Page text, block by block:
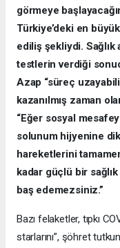
görmeye
Türkiye’deki en
ediliş şekliydi. Sağlık
testlerin verdiği
Azap “süreç
kazanılmış zaman
“Eğer sosyal
solunum hijyenine
hareketlerini
kadar güçlü bir
baş edemezsiniz.”
Bazı felaketler, tıpkı
starlarını”, şöhret